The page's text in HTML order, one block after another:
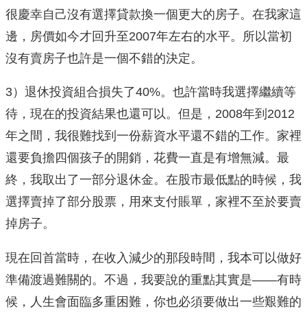
很慶幸自己沒有選擇貸款換一個更大的房子。在我家這
邊，房價如今才回升至2007年左右的水平。所以當初
沒有賣房子也許是一個不錯的決定。
3）退休投資組合損失了40%。也許當時我選擇繼續等
待，現在的投資結果也還可以。但是，2008年到2012
年之間，我很難找到一份薪資水平還不錯的工作。家裡
還要負擔四個孩子的開銷，花費一直是有增無減。最
終，我取出了一部分退休金。在股市最低點的時候，我
選擇賣掉了部分股票，用來支付賬單，家裡不至於要賣
掉房子。
現在回首當時，在收入減少的那段時間，我本可以做好
準備渡過難關的。不過，我要說的重點其實是——有時
候，人生會面臨多重困難，你也必須要做出一些艱難的